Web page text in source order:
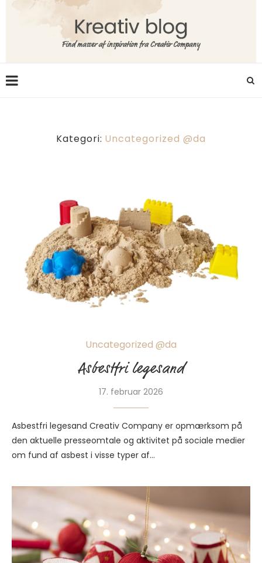
Kategori: Uncategorized @da
Uncategorized @da
Asbestfri legesand
17. februar 2026
Asbestfri legesand Creativ Company er opmærksom på
den aktuelle presseomtale og aktivitet på sociale medier
om fund af asbest i visse typer af…